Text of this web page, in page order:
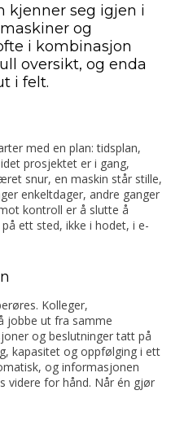
kjenner seg igjen i
og
i kombinasjon
oversikt, og enda
i felt.
med en plan: tidsplan,
prosjektet er i gang,
snur, en maskin står stille,
enkeltdager, andre ganger
kontroll er å slutte å
ett sted, ikke i hodet, i e-
Kolleger,
jobbe ut fra samme
og beslutninger tatt på
kapasitet og oppfølging i ett
og informasjonen
for hånd. Når én gjør